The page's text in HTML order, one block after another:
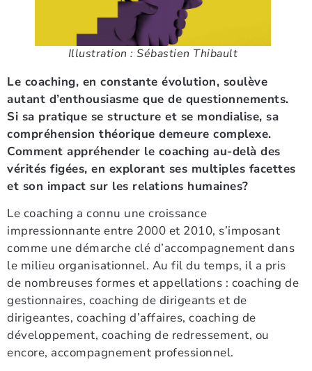
Illustration : Sébastien Thibault
Le coaching, en constante évolution, soulève
autant d’enthousiasme que de questionnements.
Si sa pratique se structure et se mondialise, sa
compréhension théorique demeure complexe.
Comment appréhender le coaching au-delà des
vérités figées, en explorant ses multiples facettes
et son impact sur les relations humaines?
Le coaching a connu une croissance
impressionnante entre 2000 et 2010, s’imposant
comme une démarche clé d’accompagnement dans
le milieu organisationnel. Au fil du temps, il a pris
de nombreuses formes et appellations : coaching de
gestionnaires, coaching de dirigeants et de
dirigeantes, coaching d’affaires, coaching de
développement, coaching de redressement, ou
encore, accompagnement professionnel.